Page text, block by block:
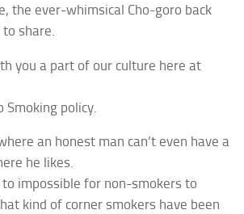
the ever-whimsical Cho-goro back
share.
you a part of our culture here at
Smoking policy.
an honest man can’t even have a
he likes.
impossible for non-smokers to
kind of corner smokers have been